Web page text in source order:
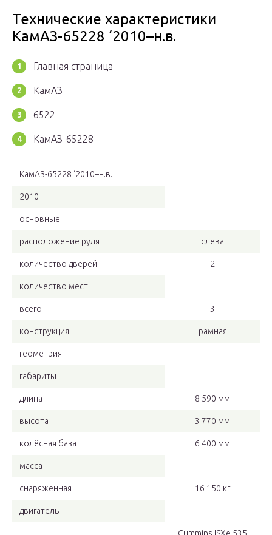
Технические характеристики
КамАЗ-65228 ‘2010–н.в.
Главная страница
КамАЗ
6522
КамАЗ-65228
КамАЗ-65228 ‘2010–н.в.
2010–
основные
расположение руля слева
количество дверей 2
количество мест
всего 3
конструкция рамная
геометрия
габариты
длина 8 590 мм
высота 3 770 мм
колёсная база 6 400 мм
масса
снаряженная 16 150 кг
двигатель